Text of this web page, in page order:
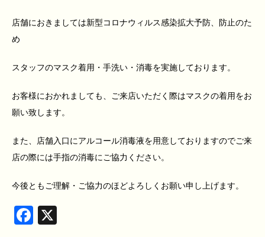
店舗におきましては新型コロナウィルス感染拡大予防、防止のた
め
スタッフのマスク着用・手洗い・消毒を実施しております。
お客様におかれましても、ご来店いただく際はマスクの着用をお
願い致します。
また、店舗入口にアルコール消毒液を用意しておりますのでご来
店の際には手指の消毒にご協力ください。
今後ともご理解・ご協力のほどよろしくお願い申し上げます。
Facebook